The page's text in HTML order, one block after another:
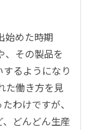
始めた時期
、その製品を
るようになり
た働き方を見
わけですが、
どんどん生産